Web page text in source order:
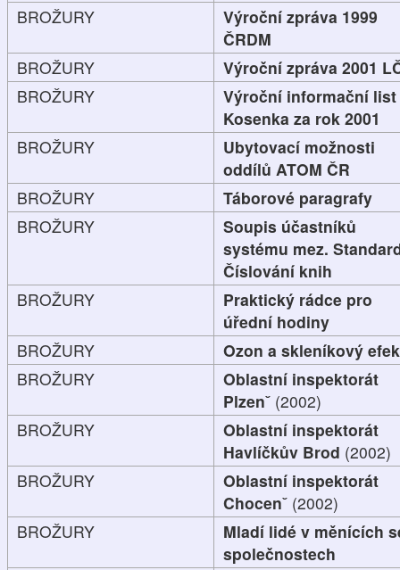
BROŽURY
Výroční zpráva 1999
ČRDM
BROŽURY
Výroční zpráva 2001
BROŽURY
Výroční informační list
Kosenka za rok 2001
BROŽURY
Ubytovací možnosti
oddílů ATOM ČR
BROŽURY
Táborové paragrafy
BROŽURY
Soupis účastníků
systému mez.
Číslování knih
BROŽURY
Praktický rádce pro
úřední hodiny
BROŽURY
Ozon a skleníkový
BROŽURY
Oblastní inspektorát
Plzenˇ (2002)
BROŽURY
Oblastní inspektorát
Havlíčkův Brod (2002)
BROŽURY
Oblastní inspektorát
Chocenˇ (2002)
BROŽURY
Mladí lidé v měnících
společnostech